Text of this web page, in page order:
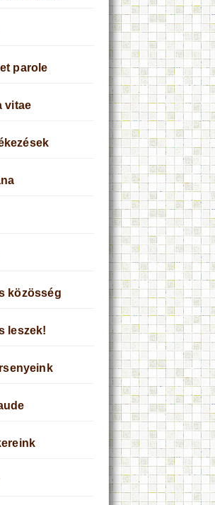
parole
vitae
közösség
leszek!